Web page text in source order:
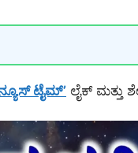
ನ್ಯೂಸ್ ಟೈಮ್’ ಲೈಕ್ ಮತ್ತು